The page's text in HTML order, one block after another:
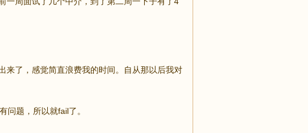
来了，感觉简直浪费我的时间。自从那以后我对
问题，所以就fail了。